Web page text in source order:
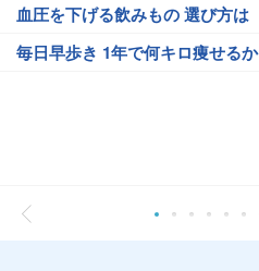
血圧を下げる飲みもの 選び方は
毎日早歩き 1年で何キロ痩せるか